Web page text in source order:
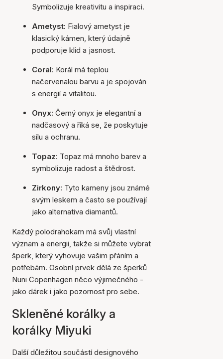
Symbolizuje kreativitu a inspiraci.
Ametyst: Fialový ametyst je
klasický kámen, který údajně
podporuje klid a jasnost.
Coral: Korál má teplou
načervenalou barvu a je spojován
s energií a vitalitou.
Onyx: Černý onyx je elegantní a
nadčasový a říká se, že poskytuje
sílu a ochranu.
Topaz: Topaz má mnoho barev a
symbolizuje radost a štědrost.
Zirkony: Tyto kameny jsou známé
svým leskem a často se používají
jako alternativa diamantů.
Každý polodrahokam má svůj vlastní
význam a energii, takže si můžete vybrat
šperk, který vyhovuje vašim přáním a
potřebám. Osobní prvek dělá ze šperků
Nuni Copenhagen něco výjimečného -
jako dárek i jako pozornost pro sebe.
Skleněné korálky a
korálky Miyuki
Další důležitou součástí designového